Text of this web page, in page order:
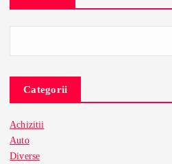
Categorii
Achizitii
Auto
Diverse